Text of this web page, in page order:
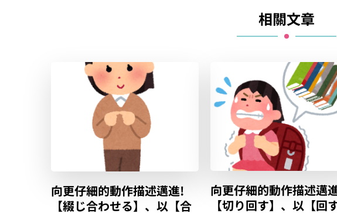
相關文章
向更仔細的動作描述邁進!
【綴じ合わせる】、以【合
向更仔細的動作描述邁
【切り回す】、以【回す